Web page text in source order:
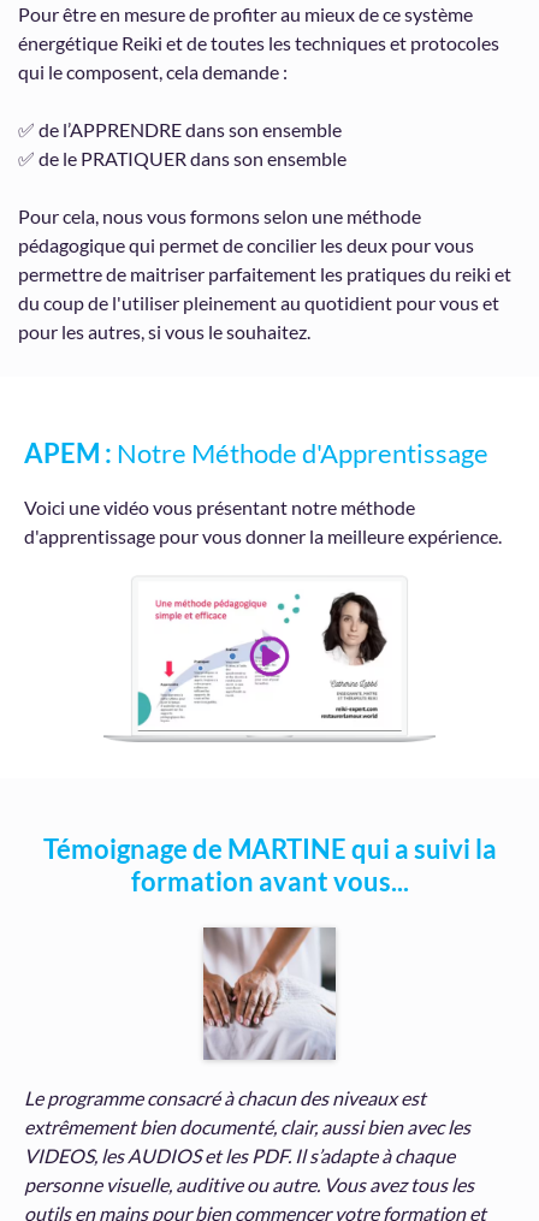
Pour être en mesure de profiter au mieux de ce système
énergétique Reiki et de toutes les techniques et protocoles
qui le composent, cela demande :
✅ de l’APPRENDRE dans son ensemble
✅ de le PRATIQUER dans son ensemble
Pour cela, nous vous formons selon une méthode
pédagogique qui permet de concilier les deux pour vous
permettre de maitriser parfaitement les pratiques du reiki et
du coup de l'utiliser pleinement au quotidient pour vous et
pour les autres, si vous le souhaitez.
APEM : Notre Méthode d'Apprentissage
Voici une vidéo vous présentant notre méthode
d'apprentissage pour vous donner la meilleure expérience.
Témoignage de MARTINE qui a suivi la
formation avant vous...
Le programme consacré à chacun des niveaux est
extrêmement bien documenté, clair, aussi bien avec les
VIDEOS, les AUDIOS et les PDF. Il s’adapte à chaque
personne visuelle, auditive ou autre. Vous avez tous les
outils en mains pour bien commencer votre formation et